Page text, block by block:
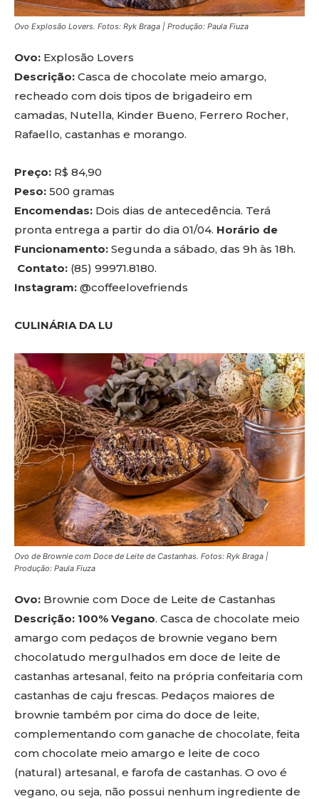
Ovo Explosão Lovers. Fotos: Ryk Braga | Produção: Paula Fiuza
Ovo: Explosão Lovers
Descrição: Casca de chocolate meio amargo,
recheado com dois tipos de brigadeiro em
camadas, Nutella, Kinder Bueno, Ferrero Rocher,
Rafaello, castanhas e morango.
Preço: R$ 84,90
Peso: 500 gramas
Encomendas: Dois dias de antecedência. Terá
pronta entrega a partir do dia 01/04. Horário de
Funcionamento: Segunda a sábado, das 9h às 18h.
Contato: (85) 99971.8180.
Instagram: @coffeelovefriends
CULINÁRIA DA LU
Ovo de Brownie com Doce de Leite de Castanhas. Fotos: Ryk Braga |
Produção: Paula Fiuza
Ovo: Brownie com Doce de Leite de Castanhas
Descrição: 100% Vegano. Casca de chocolate meio
amargo com pedaços de brownie vegano bem
chocolatudo mergulhados em doce de leite de
castanhas artesanal, feito na própria confeitaria com
castanhas de caju frescas. Pedaços maiores de
brownie também por cima do doce de leite,
complementando com ganache de chocolate, feita
com chocolate meio amargo e leite de coco
(natural) artesanal, e farofa de castanhas. O ovo é
vegano, ou seja, não possui nenhum ingrediente de